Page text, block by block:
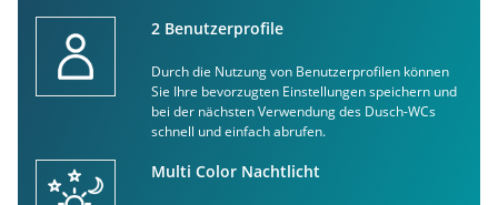
2 Benutzerprofile
Durch die Nutzung von Benutzerprofilen können
Sie Ihre bevorzugten Einstellungen speichern und
bei der nächsten Verwendung des Dusch-WCs
schnell und einfach abrufen.
Multi Color Nachtlicht